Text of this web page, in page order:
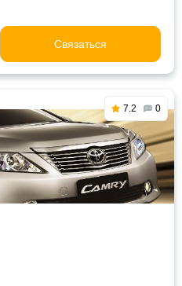
Связаться
7.2 0